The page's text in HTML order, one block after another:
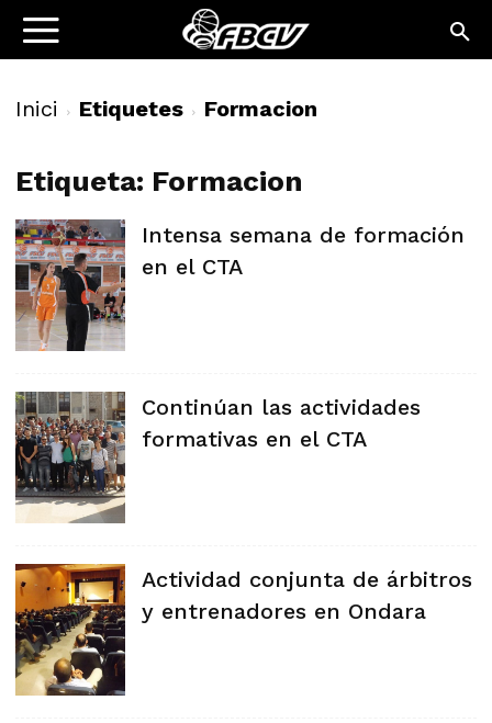
Inici Etiquetes Formacion
Etiqueta: Formacion
Intensa semana de formación
en el CTA
Continúan las actividades
formativas en el CTA
Actividad conjunta de árbitros
y entrenadores en Ondara